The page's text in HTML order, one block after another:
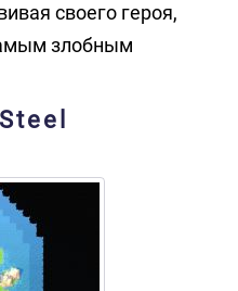
своего героя,
злобным